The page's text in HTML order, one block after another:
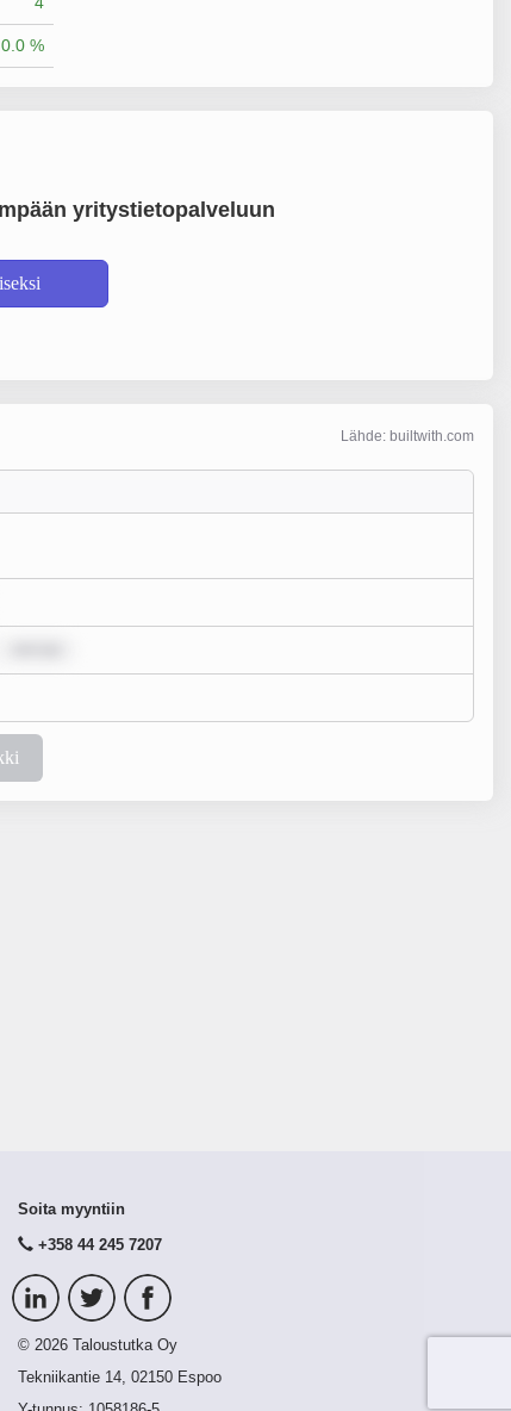
0.0 %
yritystietopalveluun
Lähde: builtwith.com
Soita myyntiin
+358 44 245 7207
© 2026 Taloustutka Oy
Tekniikantie 14, 02150 Espoo